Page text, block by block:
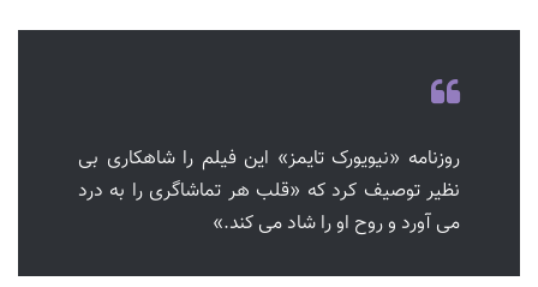
روزنامه «نیویورک تایمز» این فیلم را شاهکاری بی
نظیر توصیف کرد که «قلب هر تماشاگری را به درد
می آورد و روح او را شاد می کند.»